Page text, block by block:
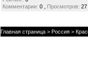
Комментарии: 0 , Просмотров: 27
Главная страница > Россия >